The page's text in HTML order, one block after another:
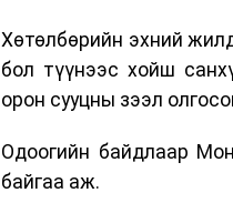
Хөтөлбөрийн эхний
бол түүнээс хойш
орон сууцны зээл
Одоогийн байдлаар
байгаа аж.